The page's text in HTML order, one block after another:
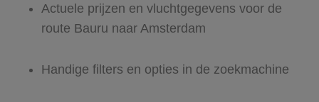
Actuele prijzen en vluchtgegevens voor de
route Bauru naar Amsterdam
Handige filters en opties in de zoekmachine